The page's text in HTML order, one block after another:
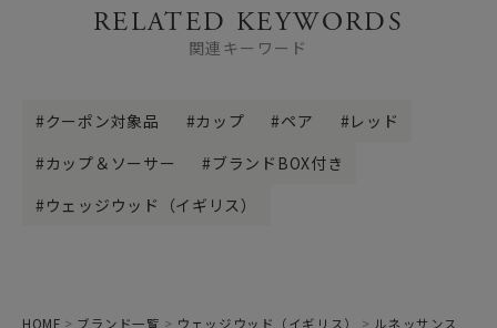
RELATED KEYWORDS
関連キーワード
クーポン対象品 カップ ペア
レッド
カップ＆ソーサー
ブランドBOX付き
ウェッジウッド（イギリス）
HOME ブランド一覧 ウェッジウッド（イギリス）
ルネッサンス